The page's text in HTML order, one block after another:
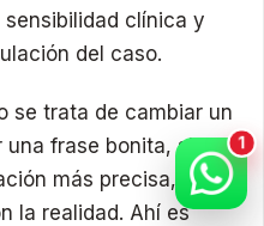
clínica y
del caso.
se trata de cambiar un
frase bonita, sino
más precisa,
la realidad. Ahí es